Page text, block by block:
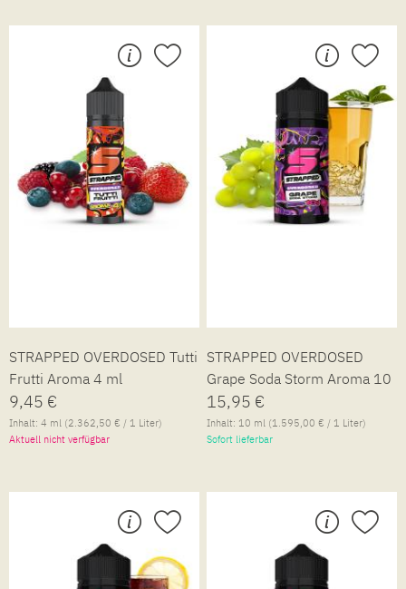
STRAPPED OVERDOSED Tutti
Frutti Aroma 4 ml
9,45 €
Inhalt:4 ml (2.362,50 € / 1 Liter)
Aktuell nicht verfügbar
STRAPPED OVERDOSED
Grape Soda Storm Aroma 10
ml
15,95 €
Inhalt: 10 ml (1.595,00 € / 1 Liter)
Sofort lieferbar